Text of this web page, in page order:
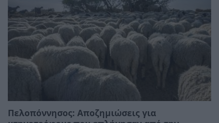
Πελοπόννησος: Αποζημιώσεις για